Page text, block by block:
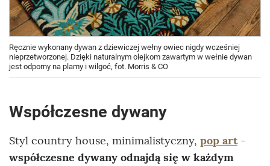
Ręcznie wykonany dywan z dziewiczej wełny owiec nigdy wcześniej
nieprzetworzonej. Dzięki naturalnym olejkom zawartym w wełnie dywan
jest odporny na plamy i wilgoć, fot. Morris & CO
Współczesne dywany
Styl country house, minimalistyczny, pop art-
współczesne dywany odnajdą się w każdym